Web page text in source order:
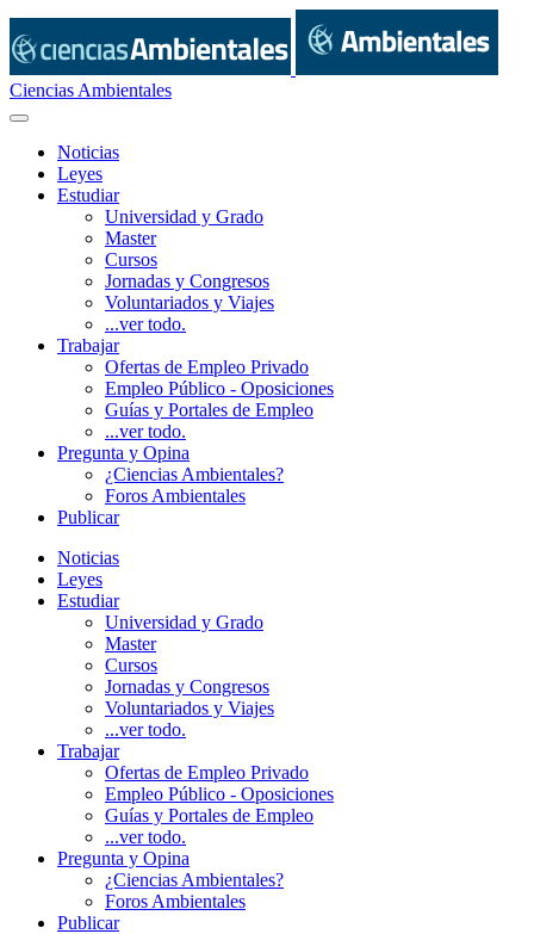
Ciencias Ambientales
Noticias
Leyes
Estudiar
Universidad y Grado
Master
Cursos
Jornadas y Congresos
Voluntariados y Viajes
...ver todo.
Trabajar
Ofertas de Empleo Privado
Empleo Público - Oposiciones
Guías y Portales de Empleo
...ver todo.
Pregunta y Opina
¿Ciencias Ambientales?
Foros Ambientales
Publicar
Noticias
Leyes
Estudiar
Universidad y Grado
Master
Cursos
Jornadas y Congresos
Voluntariados y Viajes
...ver todo.
Trabajar
Ofertas de Empleo Privado
Empleo Público - Oposiciones
Guías y Portales de Empleo
...ver todo.
Pregunta y Opina
¿Ciencias Ambientales?
Foros Ambientales
Publicar